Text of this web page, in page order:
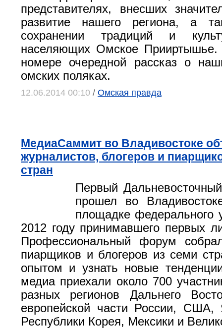
представителях, внесших
развитие нашего региона, а
сохранении традиций и
населяющих Омское Прииртышье.
номере очередной рассказ о
омских поляках.
12.06.2014 00:10 / Омская правда
МедиаСаммит во Владивостоке
журналистов, блогеров и
стран
Первый
прошел во
площадке федерального
2012 году принимавшего первых
Профессиональный форум
пиарщиков и блогеров из семи
опытом и узнать новые
медиа приехали около 700
разных регионов Дальнего
европейской части России, США,
Республики Корея, Мексики и